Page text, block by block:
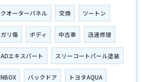
クオーターパネル 交換 ツートン
ガリ傷 ボディ 中古車 迅速修理
ADエキスパート スリーコートパール塗装
NBOX バックドア トヨタAQUA